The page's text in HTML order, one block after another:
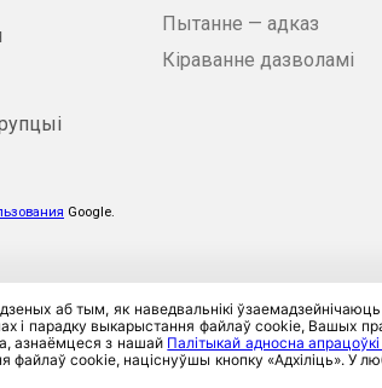
Пытанне — адказ
Кіраванне дазволамі
Google.
аб тым, як наведвальнікі
парадку выкарыстання файлаў cookie, Вашых
азнаёмцеся з нашай Палітыкай адносна
cookie, націснуўшы кнопку «Адхіліць». У